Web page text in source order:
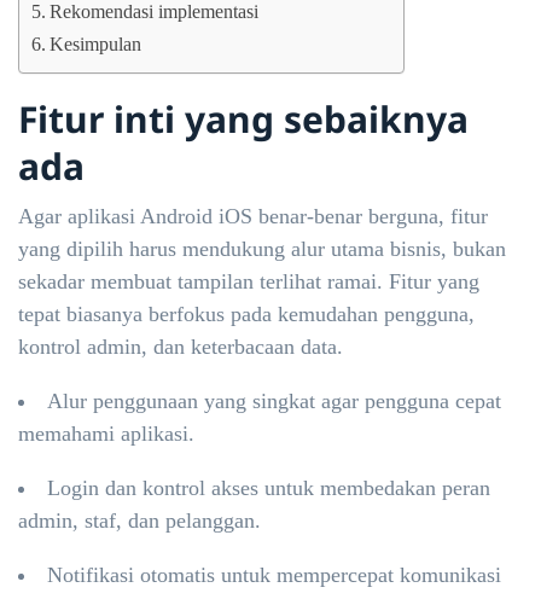
Rekomendasi implementasi
Kesimpulan
Fitur inti yang sebaiknya
ada
Agar aplikasi Android iOS benar-benar berguna, fitur
yang dipilih harus mendukung alur utama bisnis, bukan
sekadar membuat tampilan terlihat ramai. Fitur yang
tepat biasanya berfokus pada kemudahan pengguna,
kontrol admin, dan keterbacaan data.
Alur penggunaan yang singkat agar pengguna cepat
memahami aplikasi.
Login dan kontrol akses untuk membedakan peran
admin, staf, dan pelanggan.
Notifikasi otomatis untuk mempercepat komunikasi